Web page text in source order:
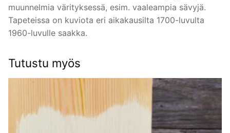
muunnelmia värityksessä, esim. vaaleampia sävyjä.
Tapeteissa on kuviota eri aikakausilta 1700-luvulta
1960-luvulle saakka.
Tutustu myös